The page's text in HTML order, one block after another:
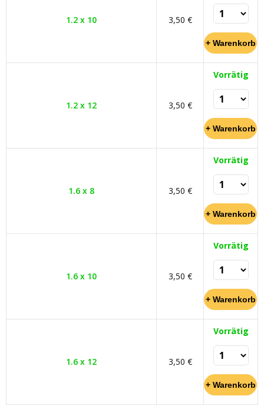
1.2 x 10 3,50 €
1.2 x 12 3,50 €
Vorrätig
1.6 x 8 3,50 €
Vorrätig
1.6 x 10 3,50 €
Vorrätig
1.6 x 12 3,50 €
Vorrätig